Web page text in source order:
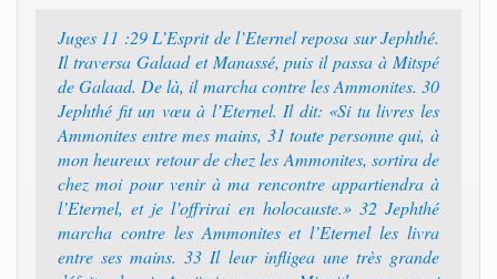
Juges 11 :29 L’Esprit de l’Eternel reposa sur Jephthé.
Il traversa Galaad et Manassé, puis il passa à Mitspé
de Galaad. De là, il marcha contre les Ammonites. 30
Jephthé fit un vœu à l’Eternel. Il dit: «Si tu livres les
Ammonites entre mes mains, 31 toute personne qui, à
mon heureux retour de chez les Ammonites, sortira de
chez moi pour venir à ma rencontre appartiendra à
l’Eternel, et je l’offrirai en holocauste.» 32 Jephthé
marcha contre les Ammonites et l’Eternel les livra
entre ses mains. 33 Il leur infligea une très grande